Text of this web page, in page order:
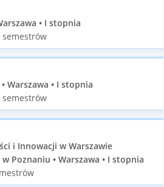
• I stopnia
Warszawa • I stopnia
i Innowacji w Warszawie
Poznaniu • Warszawa • I stopnia